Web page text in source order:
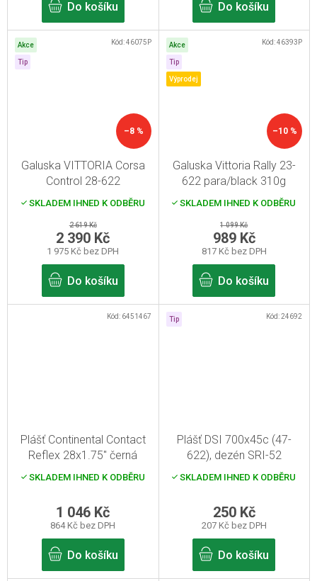
Do košíku Do košíku
Akce
Tip
–8 %
Galuska VITTORIA Corsa
Control 28-622
SKLADEM IHNED K ODBĚRU
2 619 Kč
1 975 Kč bez DPH
2 390 Kč
Do košíku
Kód:46075P Akce
Tip
Výprodej
–10 %
Galuska Vittoria Rally 23-
622 para/black 310g
SKLADEM IHNED K ODBĚRU
1 099 Kč
817 Kč bez DPH
989 Kč
Do košíku
Kód:46393P
Plášť Continental Contact
Reflex 28x1.75" černá
Reflex
SKLADEM IHNED K ODBĚRU
864 Kč bez DPH
1 046 Kč
Do košíku
Kód: 6451467 Tip
Plášť DSI 700x45c (47-
622), dezén SRI-52
SKLADEM IHNED K ODBĚRU
207 Kč bez DPH
250 Kč
Do košíku
Kód:24692